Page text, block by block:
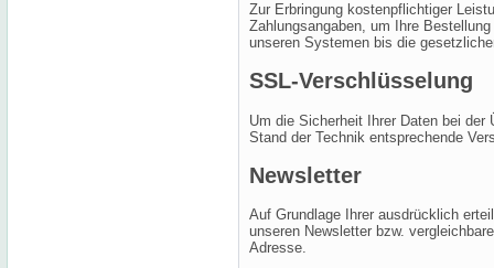
Zur Erbringung kostenpflichtiger
Zahlungsangaben, um Ihre
unseren Systemen bis die
SSL-Verschlüsselung
Um die Sicherheit Ihrer Daten bei
Stand der Technik entsprechende
Newsletter
Auf Grundlage Ihrer ausdrücklich
unseren Newsletter bzw.
Adresse.